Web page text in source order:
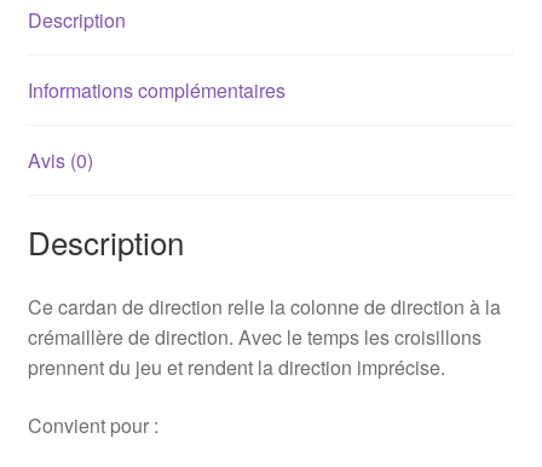
assistée
Description
Informations complémentaires
Avis (0)
Description
Ce cardan de direction relie la colonne de direction à la
crémaillère de direction. Avec le temps les croisillons
prennent du jeu et rendent la direction imprécise.
Convient pour :